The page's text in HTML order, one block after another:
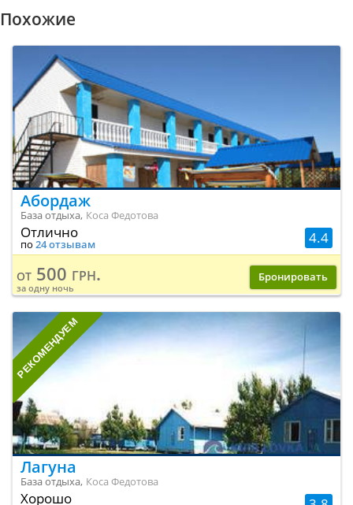
Похожие
Абордаж
База отдыха, Коса Федотова
4.4
Отлично
по 24 отзывам
от 500 грн.
за одну ночь
Бронировать
РЕКОМЕНДУЕМ
Лагуна
База отдыха, Коса Федотова
Хорошо